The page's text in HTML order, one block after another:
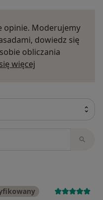
opinie. Moderujemy
dowiedz się
obliczania
więcej